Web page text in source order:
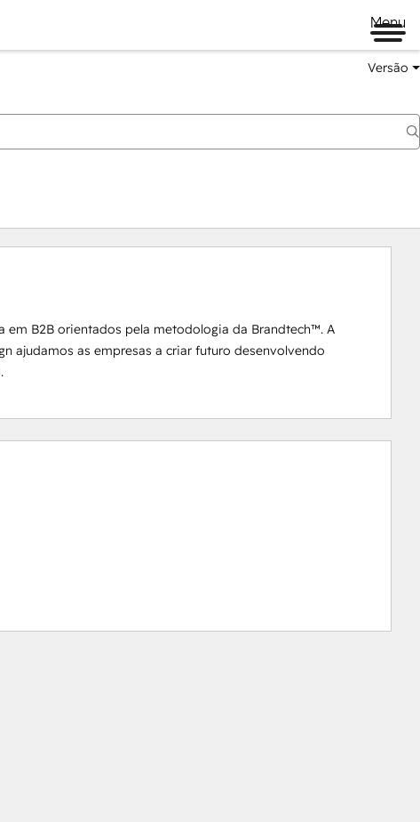
Menu
Versão
B2B orientados pela metodologia da Brandtech™. A
ajudamos as empresas a criar futuro desenvolvendo